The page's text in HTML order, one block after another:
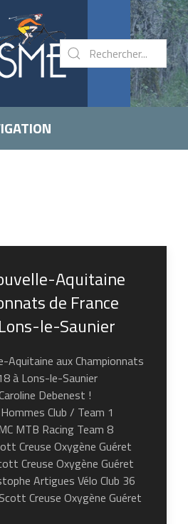
Aquitaine
de France
le-Saunier
Aquitaine aux Championnats
à Lons-le-Saunier
Debenest !
Club / Team 1
MTB Racing Team 8
Creuse Oxygène Guéret
Creuse Oxygène Guéret
Artigues Vélo Club 36
Creuse Oxygène Guéret